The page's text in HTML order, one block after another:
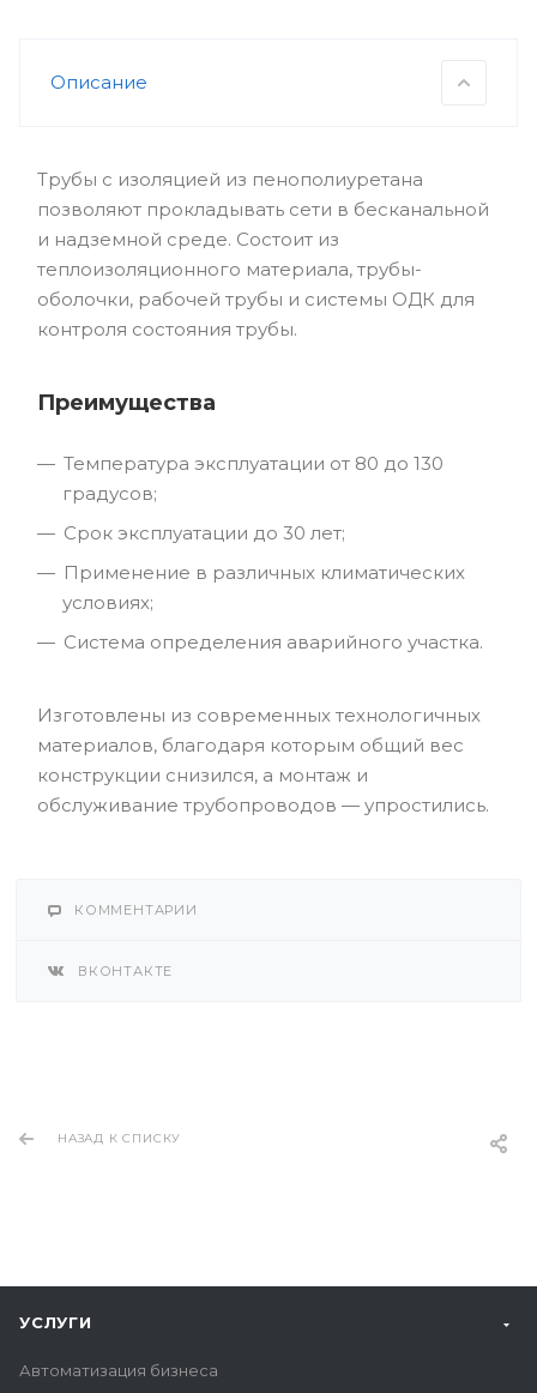
Описание
Трубы с изоляцией из пенополиуретана
позволяют прокладывать сети в бесканальной
и надземной среде. Состоит из
теплоизоляционного материала, трубы-
оболочки, рабочей трубы и системы ОДК для
контроля состояния трубы.
Преимущества
Температура эксплуатации от 80 до 130
градусов;
Срок эксплуатации до 30 лет;
Применение в различных климатических
условиях;
Система определения аварийного участка.
Изготовлены из современных технологичных
материалов, благодаря которым общий вес
конструкции снизился, а монтаж и
обслуживание трубопроводов — упростились.
КОММЕНТАРИИ
ВКОНТАКТЕ
НАЗАД К СПИСКУ
УСЛУГИ
Автоматизация бизнеса